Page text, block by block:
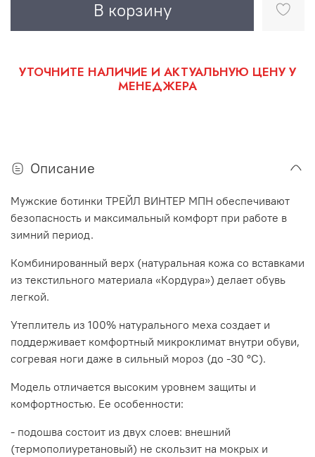
В корзину
УТОЧНИТЕ НАЛИЧИЕ И АКТУАЛЬНУЮ ЦЕНУ У
МЕНЕДЖЕРА
Описание
Мужские ботинки ТРЕЙЛ ВИНТЕР МПН обеспечивают
безопасность и максимальный комфорт при работе в
зимний период.
Комбинированный верх (натуральная кожа со вставками
из текстильного материала «Кордура») делает обувь
легкой.
Утеплитель из 100% натурального меха создает и
поддерживает комфортный микроклимат внутри обуви,
согревая ноги даже в сильный мороз (до -30 °С).
Модель отличается высоким уровнем защиты и
комфортностью. Ее особенности:
- подошва состоит из двух слоев: внешний
(термополиуретановый) не скользит на мокрых и